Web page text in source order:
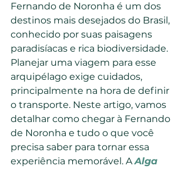
Fernando de Noronha é um dos
destinos mais desejados do Brasil,
conhecido por suas paisagens
paradisíacas e rica biodiversidade.
Planejar uma viagem para esse
arquipélago exige cuidados,
principalmente na hora de definir
o transporte. Neste artigo, vamos
detalhar como chegar à Fernando
de Noronha e tudo o que você
precisa saber para tornar essa
experiência memorável. A Alga